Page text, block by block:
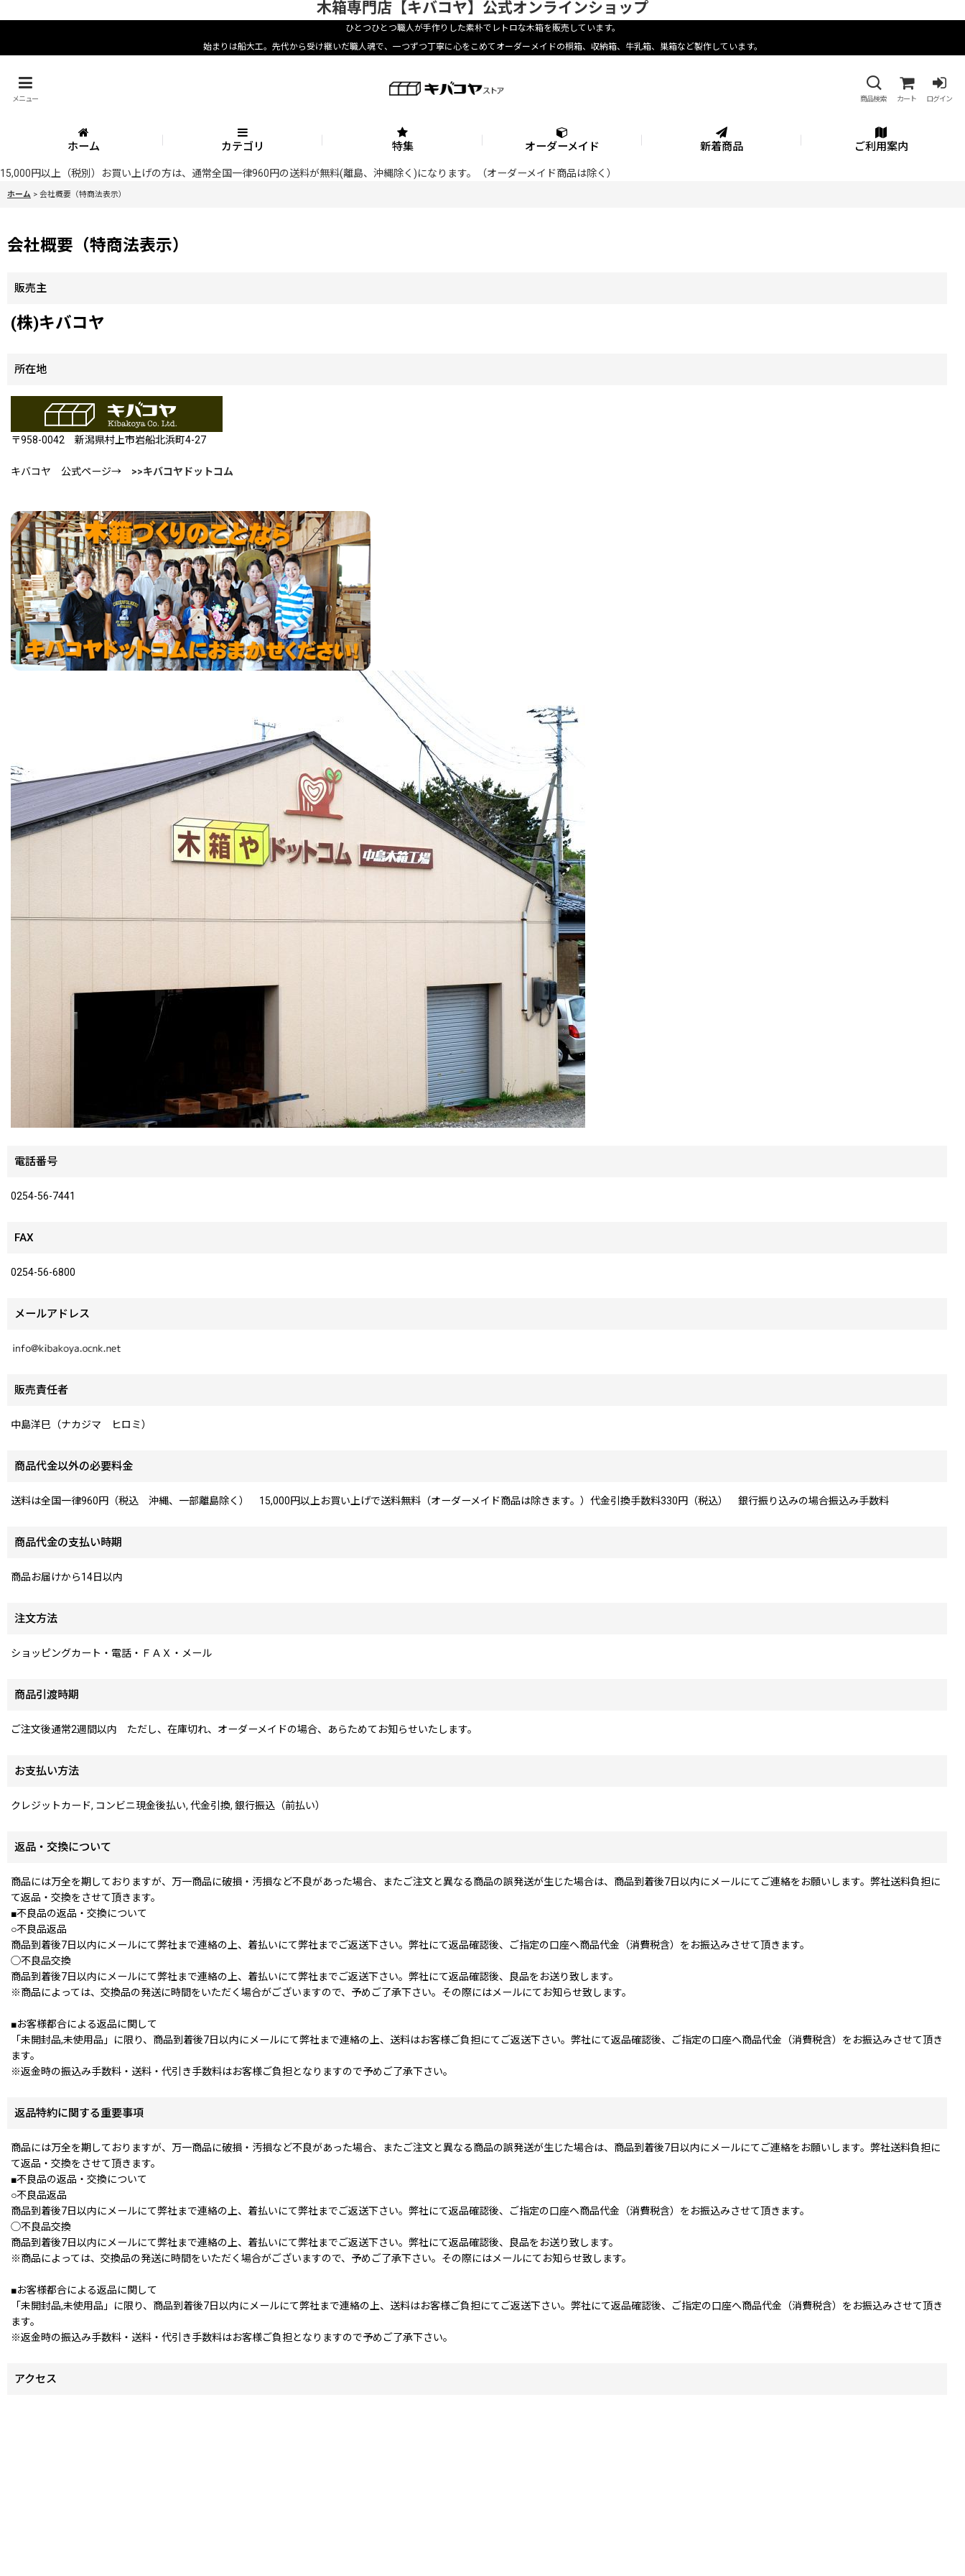
木箱専門店【キバコヤ】公式オンラインショップ
ひとつひとつ職人が手作りした素朴でレトロな木箱を販売しています。
始まりは船大工。先代から受け継いだ職人魂で、一つずつ丁寧に心をこめてオーダーメイドの桐箱、収納箱、牛乳箱、巣箱など製作しています。
メニュー 商品検索 カート ログイン
ホーム カテゴリ 特集 オーダーメイド 新着商品 ご利用案内
15,000円以上（税別）お買い上げの方は、通常全国一律960円の送料が無料(離島、沖縄除く)になります。（オーダーメイド商品は除く）
ホーム > 会社概要（特商法表示）
会社概要（特商法表示）
販売主
(株)キバコヤ
所在地
〒958-0042 新潟県村上市岩船北浜町4-27
キバコヤ 公式ページ→ >>キバコヤドットコム
電話番号
0254-56-7441
FAX
0254-56-6800
メールアドレス
販売責任者
中島洋巳（ナカジマ ヒロミ）
商品代金以外の必要料金
送料は全国一律960円（税込 沖縄、一部離島除く） 15,000円以上お買い上げで送料無料（オーダーメイド商品は除きます。）代金引換手数料330円（税込） 銀行振り込みの場合振込み手数料
商品代金の支払い時期
商品お届けから14日以内
注文方法
ショッピングカート・電話・ＦＡＸ・メール
商品引渡時期
ご注文後通常2週間以内 ただし、在庫切れ、オーダーメイドの場合、あらためてお知らせいたします。
お支払い方法
クレジットカード, コンビニ現金後払い, 代金引換, 銀行振込（前払い）
返品・交換について
商品には万全を期しておりますが、万一商品に破損・汚損など不良があった場合、またご注文と異なる商品の誤発送が生じた場合は、商品到着後7日以内にメールにてご連絡をお願いします。弊社送料負担に
て返品・交換をさせて頂きます。
■不良品の返品・交換について
○不良品返品
商品到着後7日以内にメールにて弊社まで連絡の上、着払いにて弊社までご返送下さい。弊社にて返品確認後、ご指定の口座へ商品代金（消費税含）をお振込みさせて頂きます。
◯不良品交換
商品到着後7日以内にメールにて弊社まで連絡の上、着払いにて弊社までご返送下さい。弊社にて返品確認後、良品をお送り致します。
※商品によっては、交換品の発送に時間をいただく場合がございますので、予めご了承下さい。その際にはメールにてお知らせ致します。
■お客様都合による返品に関して
「未開封品,未使用品」に限り、商品到着後7日以内にメールにて弊社まで連絡の上、送料はお客様ご負担にてご返送下さい。弊社にて返品確認後、ご指定の口座へ商品代金（消費税含）をお振込みさせて頂き
ます。
※返金時の振込み手数料・送料・代引き手数料はお客様ご負担となりますので予めご了承下さい。
返品特約に関する重要事項
商品には万全を期しておりますが、万一商品に破損・汚損など不良があった場合、またご注文と異なる商品の誤発送が生じた場合は、商品到着後7日以内にメールにてご連絡をお願いします。弊社送料負担に
て返品・交換をさせて頂きます。
■不良品の返品・交換について
○不良品返品
商品到着後7日以内にメールにて弊社まで連絡の上、着払いにて弊社までご返送下さい。弊社にて返品確認後、ご指定の口座へ商品代金（消費税含）をお振込みさせて頂きます。
◯不良品交換
商品到着後7日以内にメールにて弊社まで連絡の上、着払いにて弊社までご返送下さい。弊社にて返品確認後、良品をお送り致します。
※商品によっては、交換品の発送に時間をいただく場合がございますので、予めご了承下さい。その際にはメールにてお知らせ致します。
■お客様都合による返品に関して
「未開封品,未使用品」に限り、商品到着後7日以内にメールにて弊社まで連絡の上、送料はお客様ご負担にてご返送下さい。弊社にて返品確認後、ご指定の口座へ商品代金（消費税含）をお振込みさせて頂き
ます。
※返金時の振込み手数料・送料・代引き手数料はお客様ご負担となりますので予めご了承下さい。
アクセス